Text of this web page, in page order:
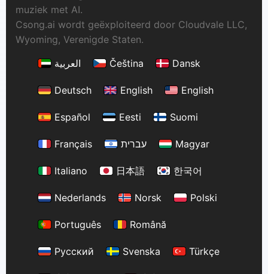
muziek met AI.
Csong.ai wordt geëxploiteerd door Cloudvale LLC,
Wyoming, Verenigde Staten.
العربية
Čeština Dansk
Deutsch English English
Español Eesti Suomi
Français עברית Magyar
Italiano 日本語 한국어
Nederlands Norsk Polski
Português Română
Русский Svenska Türkçe